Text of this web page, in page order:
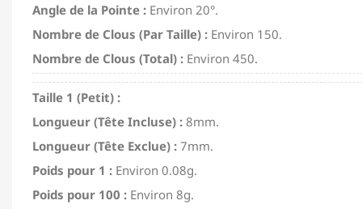
Angle de la Pointe : Environ 20°.
Nombre de Clous (Par Taille) : Environ 150.
Nombre de Clous (Total) : Environ 450.
Taille 1 (Petit) :
Longueur (Tête Incluse) : 8mm.
Longueur (Tête Exclue) : 7mm.
Poids pour 1 : Environ 0.08g.
Poids pour 100 : Environ 8g.